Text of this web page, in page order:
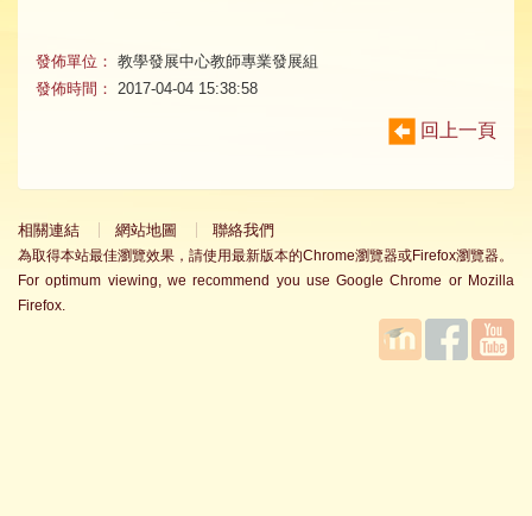
發佈單位： 教學發展中心教師專業發展組
發佈時間：
2017-04-04 15:38:58
回上一頁
相關連結 網站地圖 聯絡我們
為取得本站最佳瀏覽效果，請使用最新版本的Chrome瀏覽器或Firefox瀏覽器。
For optimum viewing, we recommend you use Google Chrome or Mozilla
Firefox.